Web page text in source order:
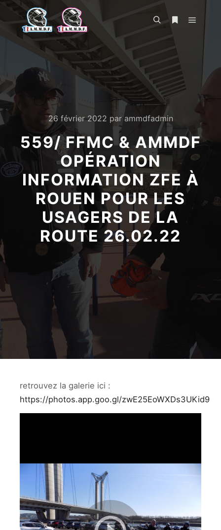
26 février 2022 parammdfadmin
559/ FFMC & AMMDF
OPÉRATION
INFORMATION ZFE À
ROUEN POUR LES
USAGERS DE LA
ROUTE 26.02.22
retrouvez la galerie ici :
https://photos.app.goo.gl/zwE25EoWXDs3UKid9